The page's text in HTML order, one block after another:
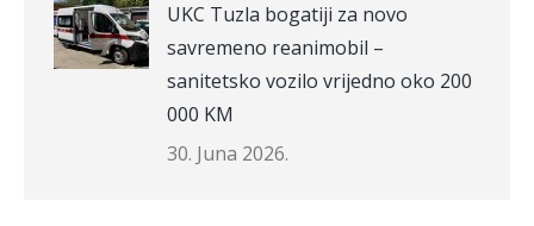
UKC Tuzla bogatiji za novo
savremeno reanimobil –
sanitetsko vozilo vrijedno oko 200
000 KM
30. Juna 2026.